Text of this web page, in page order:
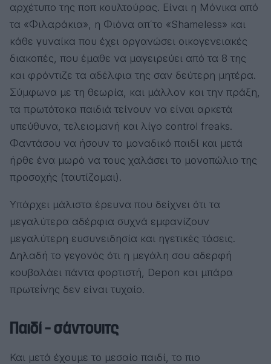
αρχέτυπο της ποπ κουλτούρας. Είναι η Μόνικα από
τα «Φιλαράκια», η Φιόνα απ΄το «Shameless» και
κάθε γυναίκα που έχει οργανώσει οικογενειακές
διακοπές, που έμαθε να μαγειρεύει από τα 8 της
και φρόντιζε τα αδέλφια της σαν δεύτερη μητέρα.
Σύμφωνα με τη θεωρία, και μάλλον και την πράξη,
τα πρωτότοκα παιδιά τείνουν να είναι αρκετά
υπεύθυνα, τελειομανή και λίγο control freaks.
Φαντάσου να ήσουν το μοναδικό παιδί και μετά
ήρθε ένα μωρό να τους χαλάσει το μονοπώλιο της
προσοχής (ταυτίζομαι).
Υπάρχει μάλιστα έρευνα που δείχνει ότι τα
μεγαλύτερα αδέρφια συχνά εμφανίζουν
μεγαλύτερη ευσυνειδησία και ηγετικές τάσεις.
Δηλαδή το γεγονός ότι η μεγάλη σου αδερφή
κουβαλάει πάντα φορτιστή, Depon και μπάρα
πρωτεΐνης δεν είναι τυχαίο.
Παιδί – σάντουιτς
Και μετά έχουμε το μεσαίο παιδί, το πιο